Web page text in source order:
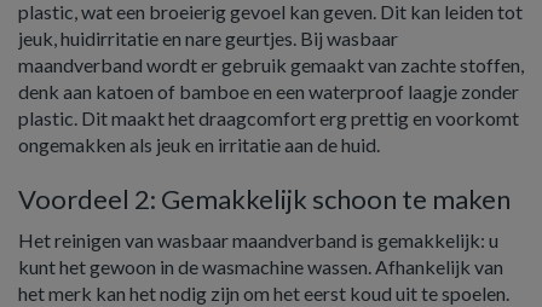
plastic, wat een broeierig gevoel kan geven. Dit kan leiden tot
jeuk, huidirritatie en nare geurtjes. Bij wasbaar
maandverband wordt er gebruik gemaakt van zachte stoffen,
denk aan katoen of bamboe en een waterproof laagje zonder
plastic. Dit maakt het draagcomfort erg prettig en voorkomt
ongemakken als jeuk en irritatie aan de huid.
Voordeel 2: Gemakkelijk schoon te maken
Het reinigen van wasbaar maandverband is gemakkelijk: u
kunt het gewoon in de wasmachine wassen. Afhankelijk van
het merk kan het nodig zijn om het eerst koud uit te spoelen.